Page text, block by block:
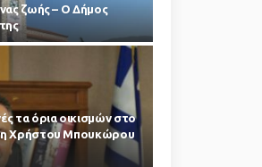
ζωής – Ο Δήμος
τα όρια οικισμών στο
Χρήστου Μπουκώρου